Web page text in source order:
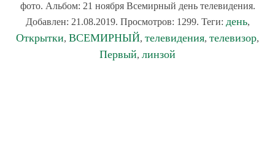
фото. Альбом: 21 ноября Всемирный день телевидения.
Добавлен: 21.08.2019. Просмотров: 1299. Теги: день,
Открытки, ВСЕМИРНЫЙ, телевидения, телевизор,
Первый, линзой